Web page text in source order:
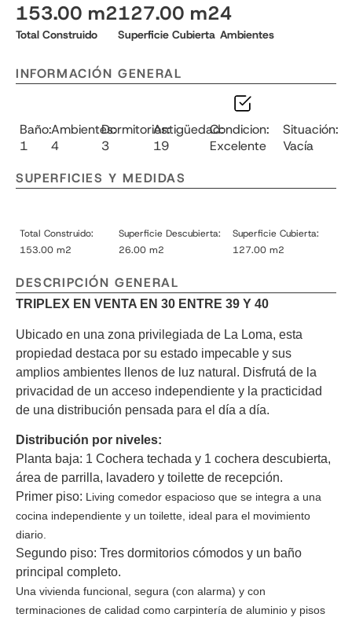
153.00 m2
Total Construido
127.00 m2
Superficie Cubierta
4
Ambientes
INFORMACIÓN GENERAL
Baño:
1
Ambientes:
4
Dormitorios:
3
Antigüedad:
19
Condicion:
Excelente
Situación:
Vacía
SUPERFICIES Y MEDIDAS
Total Construido:
153.00 m2
Superficie Descubierta:
26.00 m2
Superficie Cubierta:
127.00 m2
DESCRIPCIÓN GENERAL
TRIPLEX EN VENTA EN 30 ENTRE 39 Y 40
Ubicado en una zona privilegiada de La Loma, esta
propiedad destaca por su estado impecable y sus
amplios ambientes llenos de luz natural. Disfrutá de la
privacidad de un acceso independiente y la practicidad
de una distribución pensada para el día a día.
Distribución por niveles:
Planta baja: 1 Cochera techada y 1 cochera descubierta,
área de parrilla, lavadero y toilette de recepción.
Primer piso: Living comedor espacioso que se integra a una
cocina independiente y un toilette, ideal para el movimiento
diario.
Segundo piso: Tres dormitorios cómodos y un baño
principal completo.
Una vivienda funcional, segura (con alarma) y con
terminaciones de calidad como carpintería de aluminio y pisos